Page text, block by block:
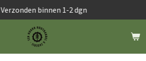
Verzonden binnen 1-2 dgn